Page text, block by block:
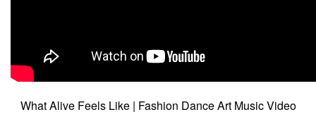
What Alive Feels Like | Fashion Dance Art Music Video